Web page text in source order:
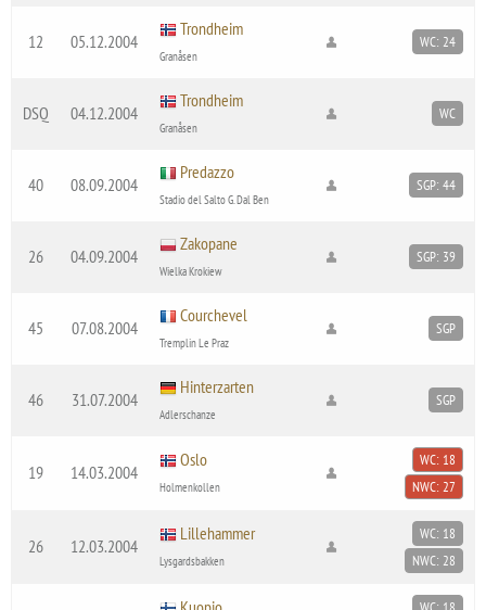
12 05.12.2004
Trondheim
Granåsen
WC: 24
DSQ 04.12.2004
Trondheim
Granåsen
WC
40 08.09.2004
Predazzo
Stadio del Salto G. Dal Ben
SGP: 44
26 04.09.2004
Zakopane
Wielka Krokiew
SGP: 39
45 07.08.2004
Courchevel
Tremplin Le Praz
SGP
46 31.07.2004
Hinterzarten
Adlerschanze
SGP
19 14.03.2004
Oslo
Holmenkollen
WC: 18
NWC: 27
26 12.03.2004
Lillehammer
Lysgardsbakken
WC: 18
NWC: 28